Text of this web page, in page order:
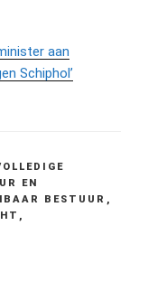
aan
Schiphol’
EN
BESTUUR ,
,